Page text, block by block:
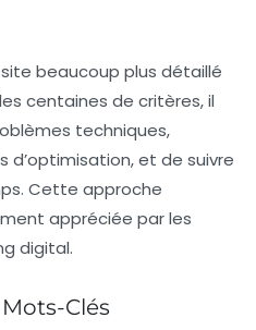
beaucoup plus détaillé
centaines de critères, il
techniques,
d’optimisation, et de suivre
Cette approche
appréciée par les
digital.
Clés